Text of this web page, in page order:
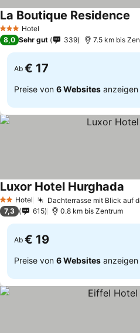
3 SterneHotel
La Boutique Residence
8,0 Sehr gut 339 7.5 km bis
Ab € 17
Preise von 6 Websites anzeigen
2 Sterne
Hotel Dachterrasse mit Blick auf
Luxor Hotel Hurghada
7,3 615 0.8 km bis Zentrum
Ab € 19
Preise von 6 Websites anzeigen